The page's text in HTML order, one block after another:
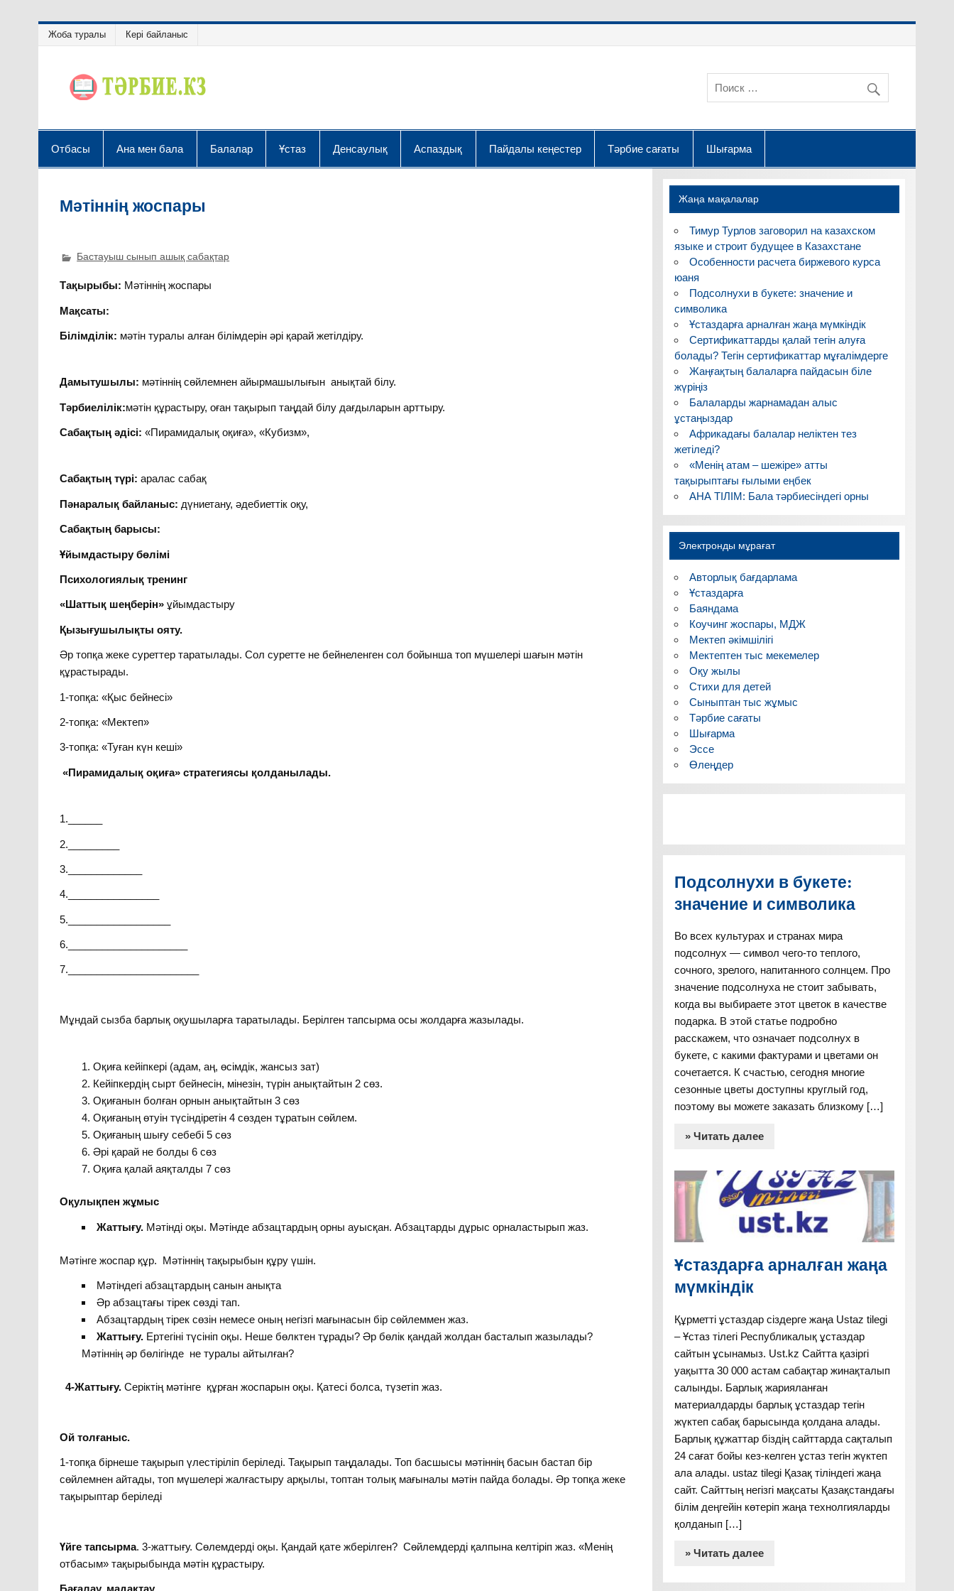
Жоба туралы Кері байланыс
Отбасы Ана мен бала Балалар Ұстаз Денсаулық Аспаздық Пайдалы кеңестер Тәрбие сағаты Шығарма
Мәтіннің жоспары
Бастауыш сынып ашық сабақтар
Тақырыбы: Мәтіннің жоспары
Мақсаты:
Білімділік: мәтін туралы алған білімдерін әрі қарай жетілдіру.
Дамытушылы: мәтіннің сөйлемнен айырмашылығын анықтай білу.
Тәрбиелілік:мәтін құрастыру, оған тақырып таңдай білу дағдыларын арттыру.
Сабақтың әдісі: «Пирамидалық оқиға», «Кубизм»,
Сабақтың түрі: аралас сабақ
Пәнаралық байланыс: дүниетану, әдебиеттік оқу,
Сабақтың барысы:
Ұйымдастыру бөлімі
Психологиялық тренинг
«Шаттық шеңберін»ұйымдастыру
Қызығушылықты ояту.
Әр топқа жеке суреттер таратылады. Сол суретте не бейнеленген сол бойынша топ мүшелері шағын мәтін
құрастырады.
1-топқа: «Қыс бейнесі»
2-топқа: «Мектеп»
3-топқа: «Туған күн кеші»
«Пирамидалық оқиға» стратегиясы қолданылады.
1.______
2._________
3._____________
4.________________
5.__________________
6._____________________
7._______________________
Мұндай сызба барлық оқушыларға таратылады. Берілген тапсырма осы жолдарға жазылады.
Оқиға кейіпкері (адам, аң, өсімдік, жансыз зат)
Кейіпкердің сырт бейнесін, мінезін, түрін анықтайтын 2 сөз.
Оқиғанын болған орнын анықтайтын 3 сөз
Оқиғаның өтуін түсіндіретін 4 сөзден тұратын сөйлем.
Оқиғаның шығу себебі 5 сөз
Әрі қарай не болды 6 сөз
Оқиға қалай аяқталды 7 сөз
Оқулықпен жұмыс
Жаттығу. Мәтінді оқы. Мәтінде абзацтардың орны ауысқан. Абзацтарды дұрыс орналастырып жаз.
Мәтінге жоспар құр. Мәтіннің тақырыбын құру үшін.
Мәтіндегі абзацтардың санын анықта
Әр абзацтағы тірек сөзді тап.
Абзацтардың тірек сөзін немесе оның негізгі мағынасын бір сөйлеммен жаз.
Жаттығу. Ертегіні түсініп оқы. Неше бөлктен тұрады? Әр бөлік қандай жолдан басталып жазылады?
Мәтіннің әр бөлігінде не туралы айтылған?
4-Жаттығу.Серіктің мәтінге құрған жоспарын оқы. Қатесі болса, түзетіп жаз.
Ой толғаныс.
1-топқа бірнеше тақырып үлестіріліп беріледі. Тақырып таңдалады. Топ басшысы мәтіннің басын бастап бір
сөйлемнен айтады, топ мүшелері жалғастыру арқылы, топтан толық мағыналы мәтін пайда болады. Әр топқа жеке
тақырыптар беріледі
Үйге тапсырма. 3-жаттығу. Сөлемдерді оқы. Қандай қате жберілген? Сөйлемдерді қалпына келтіріп жаз. «Менің
отбасым» тақырыбында мәтін құрастыру.
Жаңа мақалалар
Тимур Турлов заговорил на казахском
языке и строит будущее в Казахстане
Особенности расчета биржевого курса
юаня
Подсолнухи в букете: значение и
символика
Ұстаздарға арналған жаңа мүмкіндік
Сертификаттарды қалай тегін алуға
болады? Тегін сертификаттар мұғалімдерге
Жаңғақтың балаларға пайдасын біле
жүріңіз
Балаларды жарнамадан алыс
ұстаңыздар
Африкадағы балалар неліктен тез
жетіледі?
«Менің атам – шежіре» атты
тақырыптағы ғылыми еңбек
АНА ТІЛІМ: Бала тәрбиесіндегі орны
Электронды мұрағат
Авторлық бағдарлама
Ұстаздарға
Баяндама
Коучинг жоспары, МДЖ
Мектеп әкімшілігі
Мектептен тыс мекемелер
Оқу жылы
Стихи для детей
Сыныптан тыс жұмыс
Тәрбие сағаты
Шығарма
Эссе
Өлеңдер
Подсолнухи в букете:
значение и символика
Во всех культурах и странах мира
подсолнух — символ чего-то теплого,
сочного, зрелого, напитанного солнцем. Про
значение подсолнуха не стоит забывать,
когда вы выбираете этот цветок в качестве
подарка. В этой статье подробно
расскажем, что означает подсолнух в
букете, с какими фактурами и цветами он
сочетается. К счастью, сегодня многие
сезонные цветы доступны круглый год,
поэтому вы можете заказать близкому […]
» Читать далее
Ұстаздарға арналған жаңа
мүмкіндік
Құрметті ұстаздар сіздерге жаңа Ustaz tilegi
– Ұстаз тілегі Республикалық ұстаздар
сайтын ұсынамыз. Ust.kz Сайтта қазіргі
уақытта 30 000 астам сабақтар жинақталып
салынды. Барлық жарияланған
материалдарды барлық ұстаздар тегін
жүктеп сабақ барысында қолдана алады.
Барлық құжаттар біздің сайттарда сақталып
24 сағат бойы кез-келген ұстаз тегін жүктеп
ала алады. ustaz tilegi Қазақ тіліндегі жаңа
сайт. Сайттың негізгі мақсаты Қазақстандағы
білім деңгейін көтеріп жаңа технолгияларды
қолданып […]
» Читать далее